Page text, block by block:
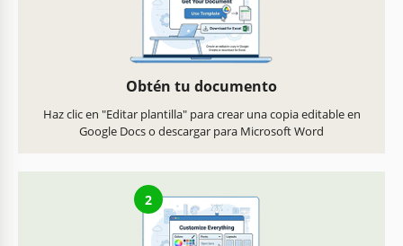
Obtén tu documento
Haz clic en "Editar plantilla" para crear una copia editable en
Google Docs o descargar para Microsoft Word
2